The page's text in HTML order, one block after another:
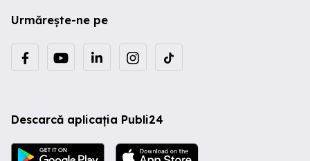
Urmărește-ne pe
Descarcă aplicația Publi24